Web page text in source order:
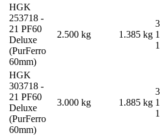
HGK
253718 -
21 PF60
Deluxe
(PurFerro
60mm)
2.500 kg 1.385 kg
HGK
303718 -
21 PF60
Deluxe
(PurFerro
60mm)
3.000 kg 1.885 kg